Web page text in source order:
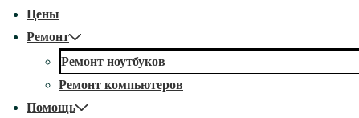
Цены
Ремонт
Ремонт ноутбуков
Ремонт компьютеров
Помощь